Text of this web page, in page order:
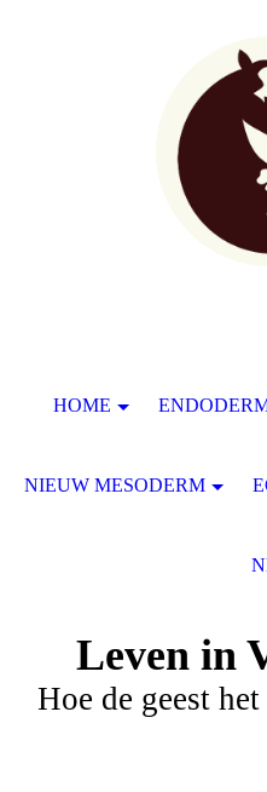
Leven in
Hoe de geest
HOME
NIEUW MESODERM